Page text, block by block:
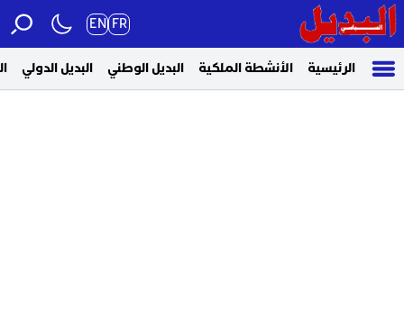
FR
EN
الرئيسية الأنشطة الملكية البديل الوطني البديل الدولي